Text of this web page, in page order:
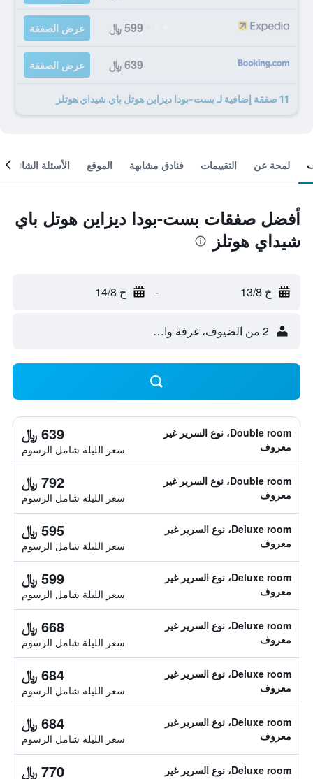
599 ﷼ عرض الصفقة
639 ﷼ عرض الصفقة
11 صفقة إضافية لـ بست-بودا ديزاين هوتل باي شيداي هوتلز
لمحة عن التقييمات فنادق مشابهة الموقع الأسئلة الشائعة
أفضل صفقات بست-بودا ديزاين هوتل باي
شيداي هوتلز
خ 13/8 - ج 14/8
2 من الضيوف، غرفة واحدة
Double room، نوع السرير غير
معروف
639 ﷼
سعر الليلة شامل الرسوم
Double room، نوع السرير غير
معروف
792 ﷼
سعر الليلة شامل الرسوم
Deluxe room، نوع السرير غير
معروف
595 ﷼
سعر الليلة شامل الرسوم
Deluxe room، نوع السرير غير
معروف
599 ﷼
سعر الليلة شامل الرسوم
Deluxe room، نوع السرير غير
معروف
668 ﷼
سعر الليلة شامل الرسوم
Deluxe room، نوع السرير غير
معروف
684 ﷼
سعر الليلة شامل الرسوم
Deluxe room، نوع السرير غير
معروف
684 ﷼
سعر الليلة شامل الرسوم
Deluxe room، نوع السرير غير
770 ﷼